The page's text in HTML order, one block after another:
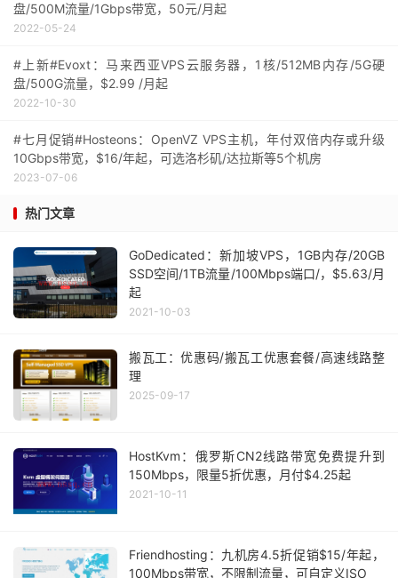
盘/500M流量/1Gbps带宽，50元/月起
2022-05-24
#上新#Evoxt：马来西亚VPS云服务器，1核/512MB内存/5G硬
盘/500G流量，$2.99 /月起
2022-10-30
#七月促销#Hosteons：OpenVZ VPS主机，年付双倍内存或升级
10Gbps带宽，$16/年起，可选洛杉矶/达拉斯等5个机房
2023-07-06
热门文章
GoDedicated：新加坡VPS，1GB内存/20GB
SSD空间/1TB流量/100Mbps端口/，$5.63/月
起
2021-10-03
搬瓦工：优惠码/搬瓦工优惠套餐/高速线路整
理
2025-09-17
HostKvm：俄罗斯CN2线路带宽免费提升到
150Mbps，限量5折优惠，月付$4.25起
2021-10-11
Friendhosting：九机房4.5折促销$15/年起，
100Mbps带宽，不限制流量，可自定义ISO